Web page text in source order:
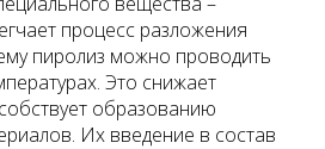
процесс разложения
пиролиз можно проводить
Это снижает
образованию
Их введение в состав